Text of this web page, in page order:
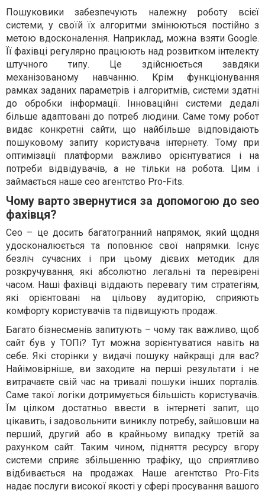
Пошуковики забезпечують належну роботу всієї
системи, у своїй їх алгоритми змінюються постійно з
метою вдосконалення. Наприклад, можна взяти Google.
Її фахівці регулярно працюють над розвитком інтелекту
штучного типу. Це здійснюється завдяки
механізованому навчанню. Крім функціонування
рамках заданих параметрів і алгоритмів, системи здатні
до обробки інформації. Інноваційні системи дедалі
більше адаптовані до потреб людини. Саме тому робот
видає конкретні сайти, що найбільше відповідають
пошуковому запиту користувача інтернету. Тому при
оптимізації платформи важливо орієнтуватися і на
потреби відвідувачів, а не тільки на робота. Цим і
займається наше сео агентство Pro-Fits.
Чому варто звернутися за допомогою до seo
фахівця?
Сео – це досить багатогранний напрямок, який щодня
удосконалюється та поповнює свої напрямки. Існує
безліч сучасних і при цьому дієвих методик для
розкручування, які абсолютно легальні та перевірені
часом. Наші фахівці віддають перевагу тим стратегіям,
які орієнтовані на цільову аудиторію, сприяють
комфорту користувачів та підвищують продаж.
Багато бізнесменів запитують – чому так важливо, щоб
сайт був у ТОПі? Тут можна зорієнтуватися навіть на
себе. Які сторінки у видачі пошуку найкращі для вас?
Найімовірніше, ви заходите на перші результати і не
витрачаєте свій час на тривалі пошуки інших порталів.
Саме такої логіки дотримується більшість користувачів.
Їм цілком достатньо ввести в інтернеті запит, що
цікавить, і задовольнити виниклу потребу, зайшовши на
перший, другий або в крайньому випадку третій за
рахунком сайт. Таким чином, підняття ресурсу вгору
системи сприяє збільшенню трафіку, що сприятливо
відбивається на продажах. Наше агентство Pro-Fits
надає послуги високої якості у сфері просування вашого